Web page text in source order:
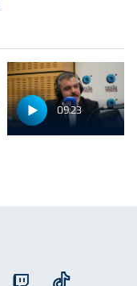
09:23